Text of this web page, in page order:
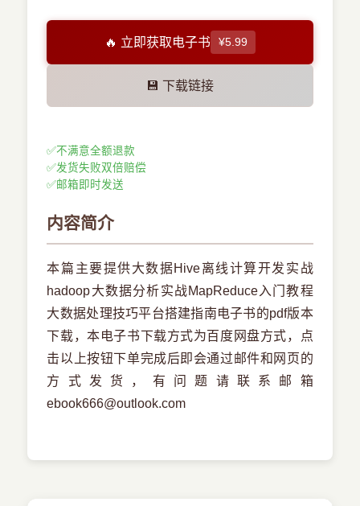
🔥 立即获取电子书 ¥5.99
💾 下载链接
✅不满意全额退款
✅发货失败双倍赔偿
✅邮箱即时发送
内容简介
本篇主要提供大数据Hive离线计算开发实战
hadoop大数据分析实战MapReduce入门教程
大数据处理技巧平台搭建指南电子书的pdf版本
下载，本电子书下载方式为百度网盘方式，点
击以上按钮下单完成后即会通过邮件和网页的
方式发货，有问题请联系邮箱
ebook666@outlook.com